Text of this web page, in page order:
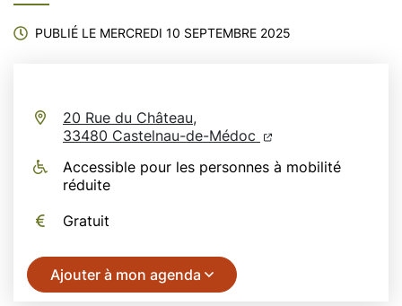
PUBLIÉ LE MERCREDI 10 SEPTEMBRE 2025
20 Rue du Château,
33480 Castelnau-de-Médoc (ouverture dans un
(ouverture dans
Accessible pour les personnes à mobilité
réduite
Gratuit
Ajouter à mon agenda